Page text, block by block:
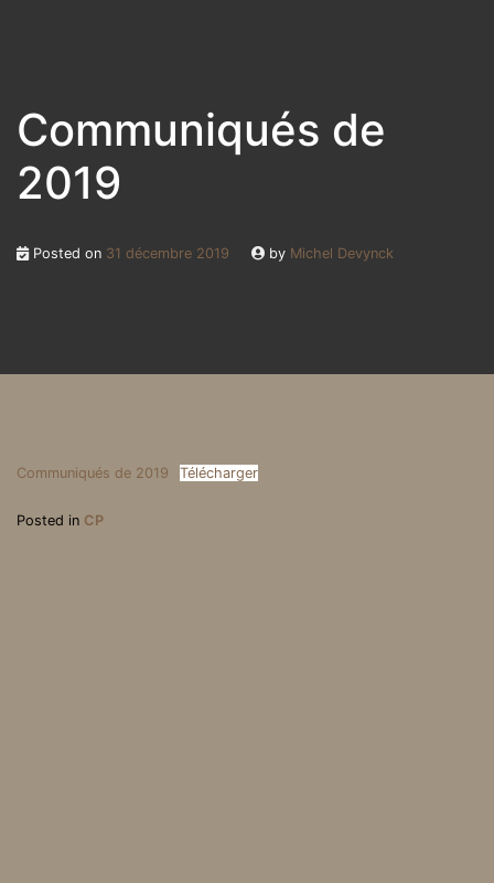
Communiqués de
2019
Posted on 31 décembre 2019 by Michel Devynck
Communiqués de 2019 Télécharger
Posted in CP